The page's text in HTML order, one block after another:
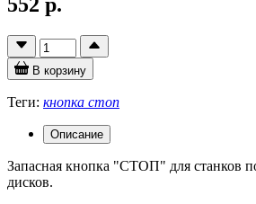
В корзину
Теги: кнопка стоп
Описание
Запасная кнопка "СТОП" для станков
дисков.